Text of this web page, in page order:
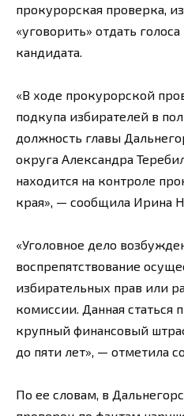
прокурорская проверка,
«уговорить» отдать голоса
кандидата.
«В ходе прокурорской
подкупа избирателей в
должность главы
округа Александра
находится на контроле
края», — сообщила Ирина
«Уголовное дело
воспрепятствование
избирательных прав или
комиссии. Данная статься
крупный финансовый
до пяти лет», — отметила
По ее словам, в